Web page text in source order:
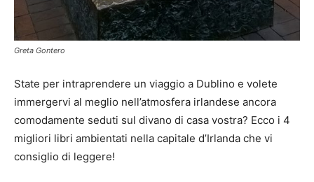
Greta Gontero
State per intraprendere un viaggio a Dublino e volete
immergervi al meglio nell’atmosfera irlandese ancora
comodamente seduti sul divano di casa vostra? Ecco i 4
migliori libri ambientati nella capitale d’Irlanda che vi
consiglio di leggere!